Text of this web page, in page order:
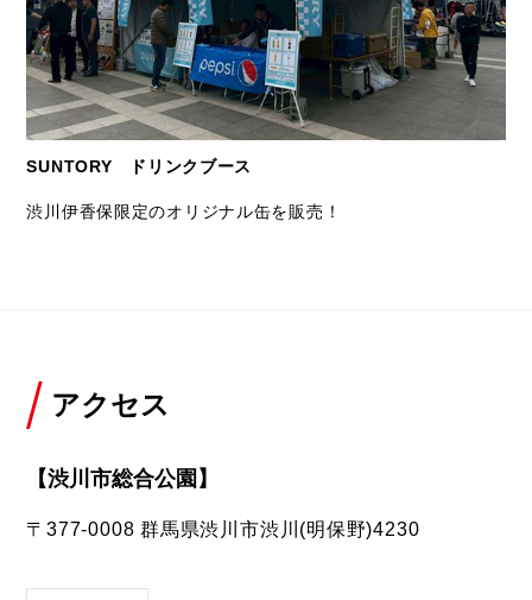
SUNTORY ドリンクブース
渋川伊香保限定のオリジナル缶を販売！
アクセス
【渋川市総合公園】
〒377-0008 群馬県渋川市渋川(明保野)4230